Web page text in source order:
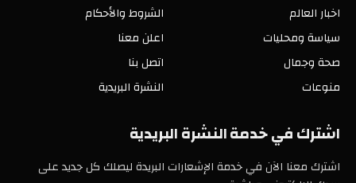
اخبار العالم
سياسة ومحليات
صحة وجمال
منوعات
الشروط والأحكام
اعلن معنا
اتصل بنا
النشرة البريدية
اشترك في خدمة النشرة البريدية
اشترك معنا الآن في خدمة الإشعارات البريدة ليصلك كل جديد على